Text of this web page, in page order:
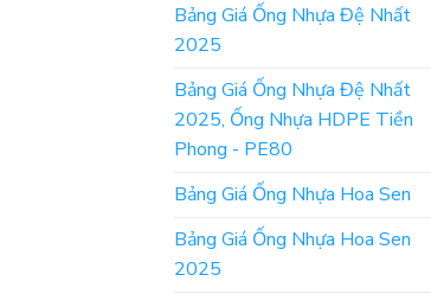
Bảng Giá Ống Nhựa Đệ Nhất
2025
Bảng Giá Ống Nhựa Đệ Nhất
2025, Ống Nhựa HDPE Tiền
Phong - PE80
Bảng Giá Ống Nhựa Hoa Sen
Bảng Giá Ống Nhựa Hoa Sen
2025